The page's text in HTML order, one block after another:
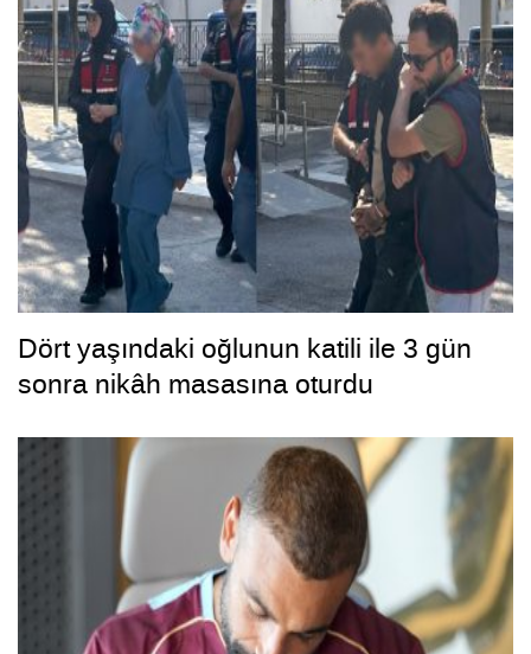
Dört yaşındaki oğlunun katili ile 3 gün
sonra nikâh masasına oturdu